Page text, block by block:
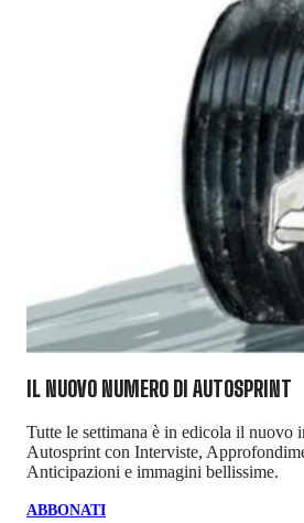
IL NUOVO NUMERO DI AUTOSPRINT
Tutte le settimana è in edicola il nuovo
Autosprint con Interviste,
Anticipazioni e immagini bellissime.
ABBONATI